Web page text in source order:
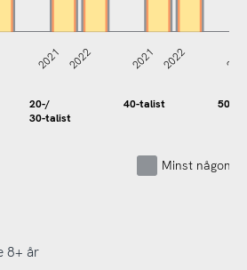
20-/
30-talist
40-talist 50-
2021 2022 2021 2022
Minst någon
8+ år